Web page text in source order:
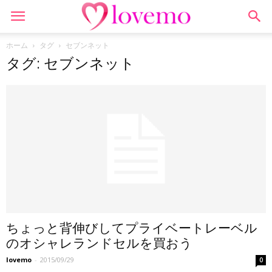
ホーム タグ セブンネット
タグ: セブンネット
ちょっと背伸びしてプライベートレーベル
のオシャレランドセルを買おう
lovemo - 2015/09/29 0